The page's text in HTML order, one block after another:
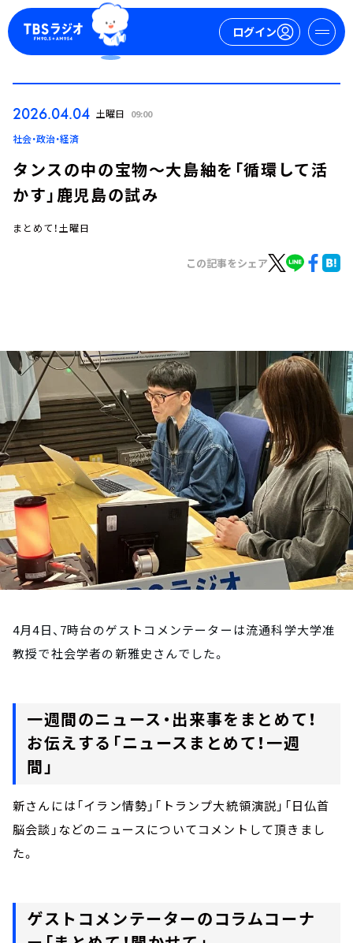
ログイン
お知らせ
イベント・グッズ
YouTube
会社情報
2026.04.04 土曜日 09:00
社会・政治・経済
タンスの中の宝物～大島紬を「循環して活
かす」鹿児島の試み
まとめて！土曜日
この記事をシェア
4月4日、7時台のゲストコメンテーターは流通科学大学准
教授で社会学者の新雅史さんでした。
一週間のニュース・出来事をまとめて！
お伝えする「ニュースまとめて！一週
間」
新さんには「イラン情勢」「トランプ大統領演説」「日仏首
脳会談」などのニュースについてコメントして頂きまし
た。
ゲストコメンテーターのコラムコーナ